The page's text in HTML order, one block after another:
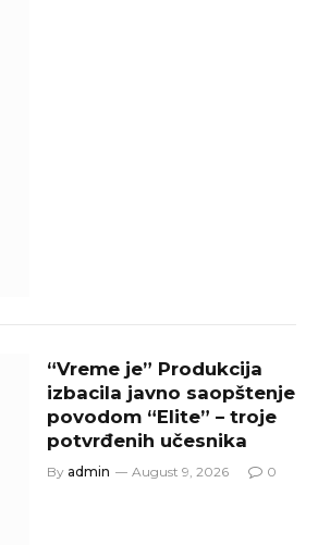
“Vreme je” Produkcija
izbacila javno saopštenje
povodom “Elite” – troje
potvrđenih učesnika
By admin August 9, 2026 0